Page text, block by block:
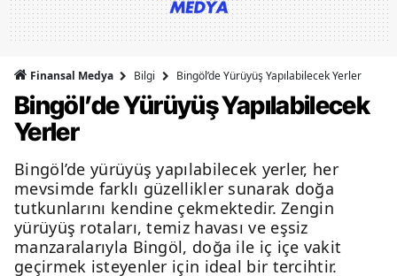
Finansal Medya Bilgi Bingöl’de Yürüyüş Yapılabilecek Yerler
Bingöl’de Yürüyüş Yapılabilecek
Yerler
Bingöl’de yürüyüş yapılabilecek yerler, her
mevsimde farklı güzellikler sunarak doğa
tutkunlarını kendine çekmektedir. Zengin
yürüyüş rotaları, temiz havası ve eşsiz
manzaralarıyla Bingöl, doğa ile iç içe vakit
geçirmek isteyenler için ideal bir tercihtir.